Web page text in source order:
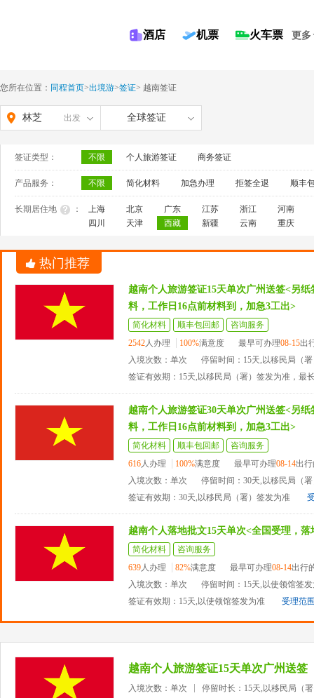
酒店 机票 火车票 更多
您所在位置： 同程首页>出境游>签证> 越南签证
林芝 出发 全球签证
签证类型： 不限 个人旅游签证 商务签证
产品服务： 不限 简化材料 加急办理 拒签全退 顺丰
长期居住地 ： 上海 北京 广东 江苏 浙江
河南
四川
天津 西藏 新疆 云南 重庆
热门推荐
越南个人旅游签证15天单次广州送签<另
料，工作日16点前材料到，加急3工出>
简化材料 顺丰包回邮
咨询服务
2542人办理 100%满意度 最早可办理08-15出
入境次数：单次
停留时间：15天,以移民局（
签证有效期：15天,以移民局（署）签发为准，最
越南个人旅游签证30天单次广州送签<另
料，工作日16点前材料到，加急3工出>
简化材料 顺丰包回邮
咨询服务
616人办理 100%满意度 最早可办理08-14出
入境次数：单次
停留时间：30天,以移民局（
签证有效期：30天,以移民局（署）签发为准
越南个人落地批文15天单次<全国受理，
简化材料
咨询服务
639人办理 82%满意度 最早可办理08-14出行
入境次数：单次
停留时间：15天,以使领馆签
签证有效期：15天,以使领馆签发为准
受理范
越南个人旅游签证15天单次广州送签
入境次数：单次
停留时长：15天,以移民局（